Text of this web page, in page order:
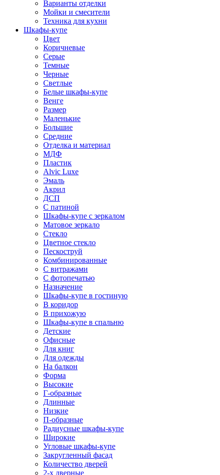
Варианты отделки
Мойки и смесители
Техника для кухни
Шкафы-купе
Цвет
Коричневые
Серые
Темные
Черные
Светлые
Белые шкафы-купе
Венге
Размер
Маленькие
Большие
Средние
Отделка и материал
МДФ
Пластик
Alvic Luxe
Эмаль
Акрил
ДСП
С патиной
Шкафы-купе с зеркалом
Матовое зеркало
Стекло
Цветное стекло
Пескоструй
Комбинированные
С витражами
С фотопечатью
Назначение
Шкафы-купе в гостиную
В коридор
В прихожую
Шкафы-купе в спальню
Детские
Офисные
Для книг
Для одежды
На балкон
Форма
Высокие
Г-образные
Длинные
Низкие
П-образные
Радиусные шкафы-купе
Широкие
Угловые шкафы-купе
Закругленный фасад
Количество дверей
2-х дверные